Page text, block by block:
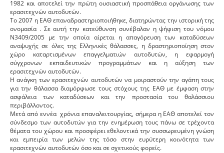
1982 και αποτελεί την πρώτη ουσιαστική προσπάθεια οργάνωσης των
ερασιτεχνών αυτοδυτών.
Το 2007 η ΕΑΘ επαναδραστηριοποιήθηκε, διατηρώντας την ιστορική της
ονομασία . Σε αυτή την κατεύθυνση συνέβαλαν η ψήφιση του νόμου
Ν3409/2005 με την οποία αίρεται η απαγόρευση των καταδύσεων
αναψυχής σε όλες της Ελληνικές θάλασσες, η δραστηριοποίηση στον
χώρο καταρτισμένων επαγγελματιών αυτοδυτών, η εφαρμογή
σύγχρονων εκπαιδευτικών προγραμμάτων και η αύξηση των
ερασιτεχνών αυτοδυτών.
Η ανάγκη των ερασιτεχνών αυτοδυτών να μοιραστούν την αγάπη τους
για την θάλασσα διαμόρφωσε τους στόχους της ΕΑΘ με έμφαση στην
ασφάλεια των καταδύσεων και την προστασία του θαλάσσιου
περιβάλλοντος.
Μετά από εννέα χρόνια επαναλειτουργίας, σήμερα η ΕΑΘ αποτελεί τον
σύνδεσμο των αυτοδυτών για την ενημέρωση τους πάνω σε τρέχοντα
θέματα του χώρου και προσφέρει εθελοντικά την συσσωρευμένη γνώση
και εμπειρία των μελών της τόσο στην ευρύτερη κοινότητα των
ερασιτεχνών αυτοδυτών όσο και σε σχετικούς φορείς.